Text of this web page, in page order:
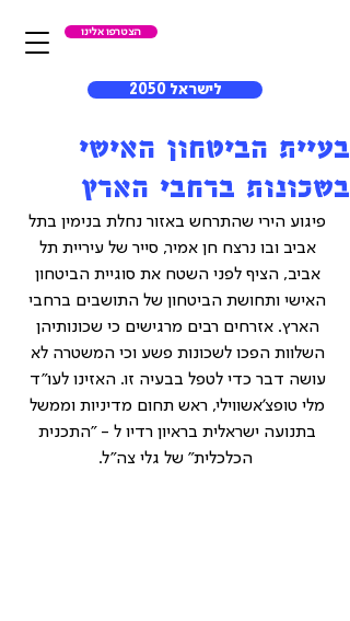
הצטרפו אלינו
לישראל 2050
בעיית הביטחון האישי
בשכונות ברחבי הארץ
פיגוע הירי שהתרחש באזור נחלת בנימין בתל
אביב ובו נרצח חן אמיר, סייר של עיריית תל
אביב, הציף לפני השטח את סוגיית הביטחון
האישי ותחושת הביטחון של התושבים ברחבי
הארץ. אזרחים רבים מרגישים כי שכונותיהן
השלוות הפכו לשכונות פשע וכי המשטרה לא
עושה דבר כדי לטפל בבעיה זו. האזינו לעו"ד
מלי טופצ'אשווילי, ראש תחום מדיניות וממשל
בתנועה ישראלית בראיון רדיו ל - "התכנית
הכלכלית" של גלי צה"ל.